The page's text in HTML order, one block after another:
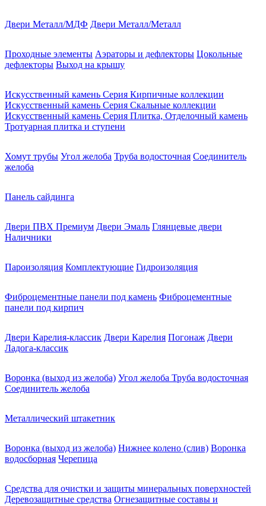
Двери Металл/МДФ Двери Металл/Металл
Проходные элементы Аэраторы и дефлекторы Цокольные
дефлекторы Выход на крышу
Искусственный камень Серия Кирпичные коллекции
Искусственный камень Серия Скальные коллекции
Искусственный камень Серия Плитка, Отделочный камень
Тротуарная плитка и ступени
Хомут трубы Угол желоба Труба водосточная Соединитель
желоба
Панель сайдинга
Двери ПВХ Премиум Двери Эмаль Глянцевые двери
Наличники
Пароизоляция Комплектующие Гидроизоляция
Фиброцементные панели под камень Фиброцементные
панели под кирпич
Двери Карелия-классик Двери Карелия Погонаж Двери
Ладога-классик
Воронка (выход из желоба) Угол желоба Труба водосточная
Соединитель желоба
Металлический штакетник
Воронка (выход из желоба) Нижнее колено (слив) Воронка
водосборная Черепица
Средства для очистки и защиты минеральных поверхностей
Деревозащитные средства Огнезащитные составы и